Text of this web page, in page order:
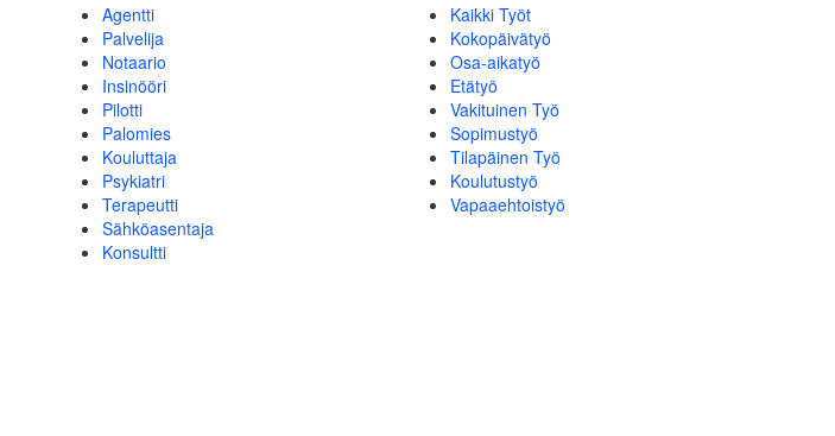
Agentti
Palvelija
Notaario
Insinööri
Pilotti
Palomies
Kouluttaja
Psykiatri
Terapeutti
Sähköasentaja
Konsultti
Kaikki Työt
Kokopäivätyö
Osa-aikatyö
Etätyö
Vakituinen Työ
Sopimustyö
Tilapäinen Työ
Koulutustyö
Vapaaehtoistyö